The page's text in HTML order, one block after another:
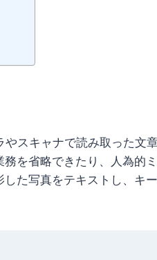
スキャナで読み取った文
を省略できたり、人為的
た写真をテキストし、キ